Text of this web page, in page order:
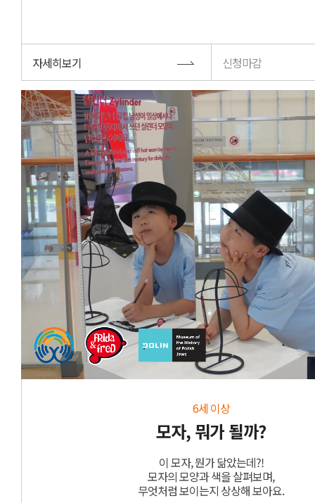
자세히보기 신청마감
6세 이상
모자, 뭐가 될까?
이 모자, 뭔가 닮았는데?!
모자의 모양과 색을 살펴보며,
무엇처럼 보이는지 상상해 보아요.